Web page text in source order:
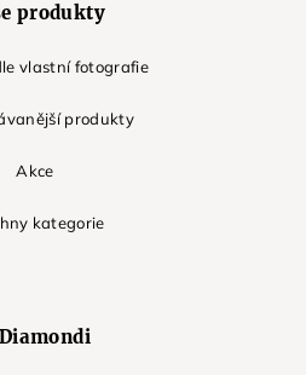
produkty
vlastní fotografie
produkty
Akce
kategorie